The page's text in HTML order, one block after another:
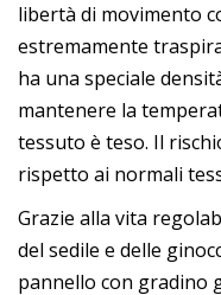
libertà di movimento
estremamente
ha una speciale
mantenere la
tessuto è teso. Il
rispetto ai normali
Grazie alla vita
del sedile e delle
pannello con gradino